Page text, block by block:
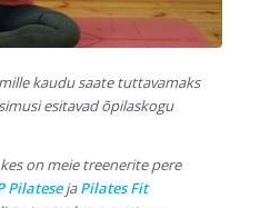
kaudu saate tuttavamaks
esitavad õpilaskogu
kes on meie treenerite pere
PilatesejaPilates Fit